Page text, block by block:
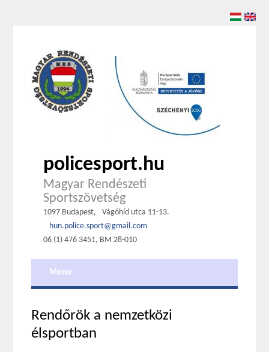
policesport.hu
Magyar Rendészeti
Sportszövetség
1097 Budapest,
Vágóhíd utca 11-13.
hun.police.sport@gmail.com
06 (1) 476 3451, BM 28-010
Menu
Rendőrök a nemzetközi
élsportban